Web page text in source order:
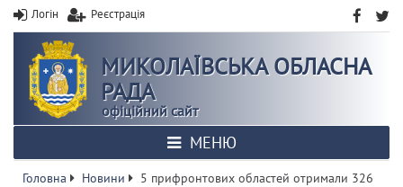
Логін Реєстрація
МИКОЛАЇВСЬКА ОБЛАСНА
РАДА
офіційний сайт
МЕНЮ
Головна Новини
5 прифронтових областей отримали 326